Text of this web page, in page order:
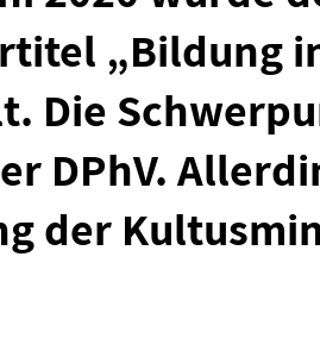
„Bildung
Die
DPhV.
der